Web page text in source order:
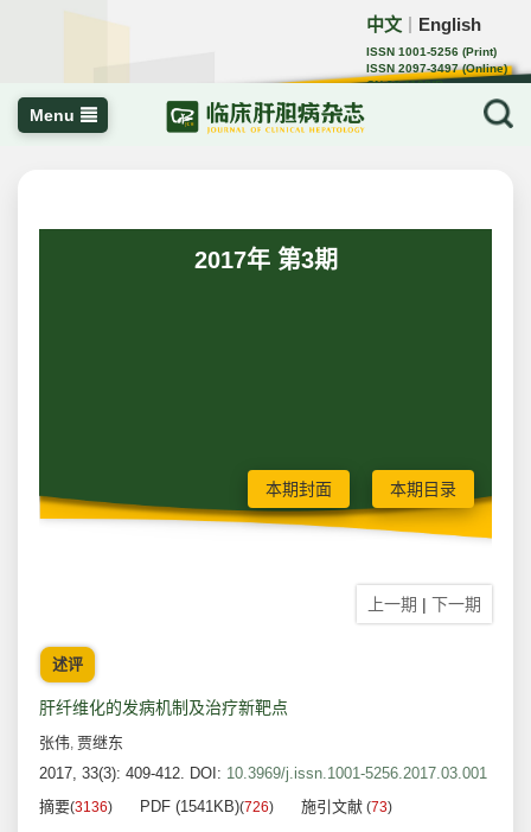
中文 English
ISSN 1001-5256 (Print)
ISSN 2097-3497 (Online)
CN 22-1108/R
Menu
2017年 第3期
本期封面 本期目录
上一期 | 下一期
述评
肝纤维化的发病机制及治疗新靶点
张伟, 贾继东
2017, 33(3): 409-412. DOI: 10.3969/j.issn.1001-5256.2017.03.001
摘要(3136) PDF (1541KB)(726) 施引文献 (73)